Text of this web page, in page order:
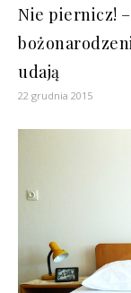
Nie piernicz!
udają
22 grudnia 2015